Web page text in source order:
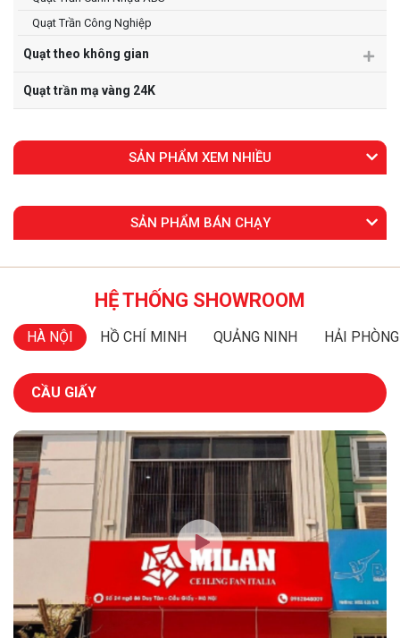
Quạt Trần Công Nghiệp
Quạt theo không gian
Quạt trần mạ vàng 24K
SẢN PHẨM XEM NHIỀU
SẢN PHẨM BÁN CHẠY
HỆ THỐNG SHOWROOM
HÀ NỘI HỒ CHÍ MINH QUẢNG NINH HẢI PHÒNG
CẦU GIẤY